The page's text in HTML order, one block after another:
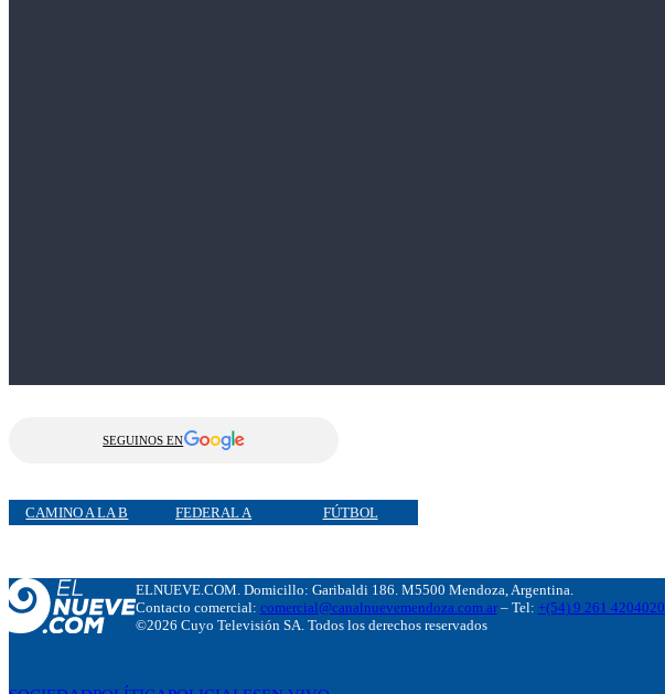
SEGUINOS EN
CAMINO A LA B FEDERAL A FÚTBOL
ELNUEVE.COM. Domicillo: Garibaldi 186. M5500 Mendoza, Argentina.
Contacto comercial: comercial@canalnuevemendoza.com.ar– Tel: +(54) 9 261 4204020
©2026 Cuyo Televisión SA. Todos los derechos reservados